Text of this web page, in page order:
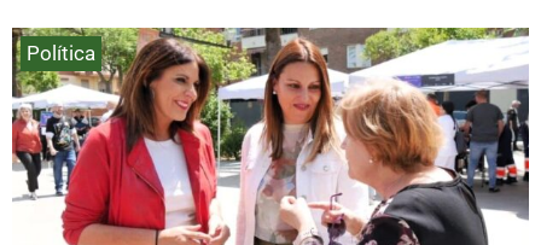
Política